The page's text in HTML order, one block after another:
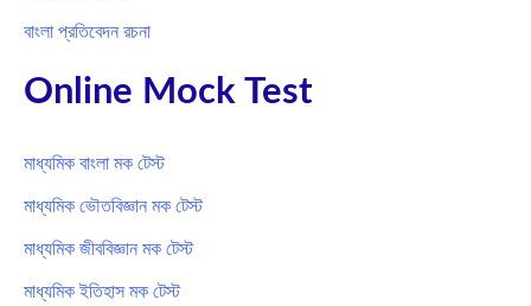
বাংলা প্রতিবেদন রচনা
Online Mock Test
মাধ্যমিক বাংলা মক টেস্ট
মাধ্যমিক ভৌতবিজ্ঞান মক টেস্ট
মাধ্যমিক জীববিজ্ঞান মক টেস্ট
মাধ্যমিক ইতিহাস মক টেস্ট